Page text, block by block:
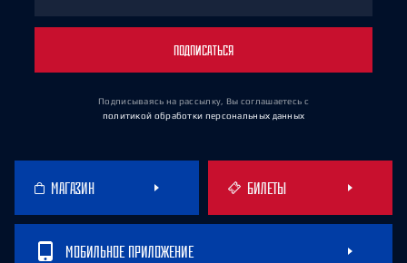
ПОДПИСАТЬСЯ
Подписываясь на рассылку, Вы соглашаетесь с
политикой обработки персональных данных
МАГАЗИН БИЛЕТЫ
МОБИЛЬНОЕ ПРИЛОЖЕНИЕ